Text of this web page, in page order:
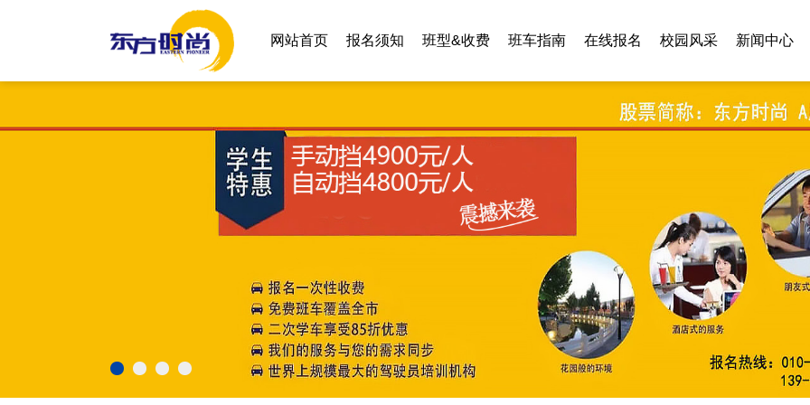
网站首页 报名须知 班型&收费 班车指南 在线报名 校园风采 新闻中心